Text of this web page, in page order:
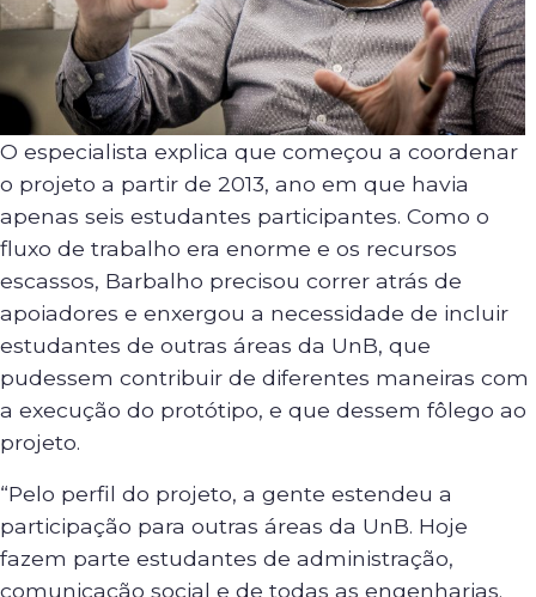
O especialista explica que começou a coordenar
o projeto a partir de 2013, ano em que havia
apenas seis estudantes participantes. Como o
fluxo de trabalho era enorme e os recursos
escassos, Barbalho precisou correr atrás de
apoiadores e enxergou a necessidade de incluir
estudantes de outras áreas da UnB, que
pudessem contribuir de diferentes maneiras com
a execução do protótipo, e que dessem fôlego ao
projeto.
“Pelo perfil do projeto, a gente estendeu a
participação para outras áreas da UnB. Hoje
fazem parte estudantes de administração,
comunicação social e de todas as engenharias.